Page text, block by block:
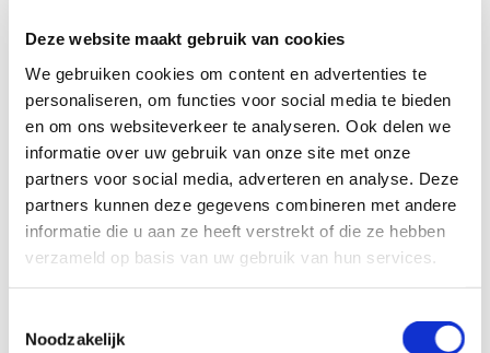
Deze website maakt gebruik van cookies
We gebruiken cookies om content en advertenties te
personaliseren, om functies voor social media te bieden
en om ons websiteverkeer te analyseren. Ook delen we
informatie over uw gebruik van onze site met onze
partners voor social media, adverteren en analyse. Deze
partners kunnen deze gegevens combineren met andere
informatie die u aan ze heeft verstrekt of die ze hebben
verzameld op basis van uw gebruik van hun services.
Noodzakelijk
Delen op social media:
Read Virtuele IBD dag 2 - 2021 class="prev-link">
Read Darmfalen en motiliteitsstoornissen class="next-link">